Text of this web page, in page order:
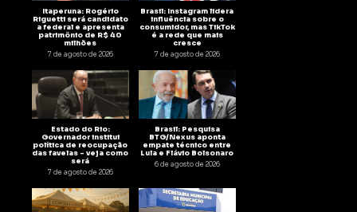
Itaperuna: Rogério
Riguetti será candidato
a federal e apresenta
patrimônio de R$ 40
milhões
7 de agosto de 2026
Brasil: Instagram lidera
influência sobre o
consumidor, mas TikTok
é a rede que mais
cresce
7 de agosto de 2026
Estado do Rio:
Governador institui
política de reocupação
das favelas – veja como
será
7 de agosto de 2026
Brasil: Pesquisa
BTG/Nexus aponta
empate técnico entre
Lula e Flávio Bolsonaro
6 de agosto de 2026